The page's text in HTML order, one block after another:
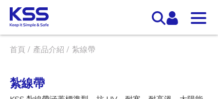
首頁 產品介紹 紮線帶
紮線帶